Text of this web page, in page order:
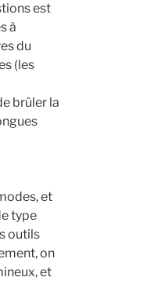
est
à
du
(les
brûler la
et
type
outils
on
et